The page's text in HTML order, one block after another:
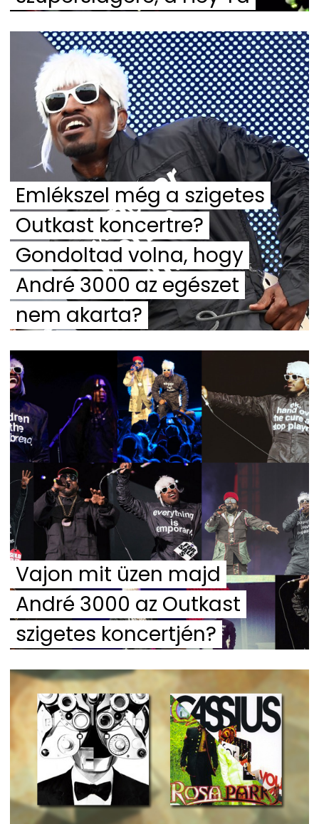
Emlékszel még a szigetes
Outkast koncertre?
Gondoltad volna, hogy
André 3000 az egészet
nem akarta?
Vajon mit üzen majd
André 3000 az Outkast
szigetes koncertjén?